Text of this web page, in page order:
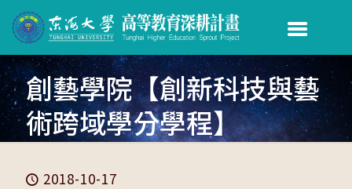
創藝學院【創新科技與藝
術跨域學分學程】
2018-10-17